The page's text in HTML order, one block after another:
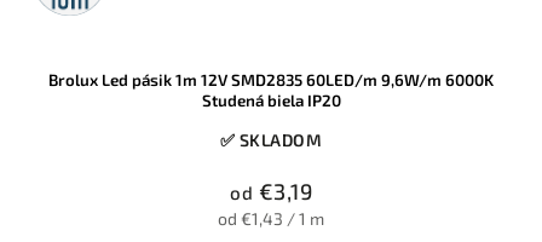
Brolux Led pásik 1m 12V SMD2835 60LED/m 9,6W/m 6000K
Studená biela IP20
✅ SKLADOM
od €3,19
od €1,43 / 1 m